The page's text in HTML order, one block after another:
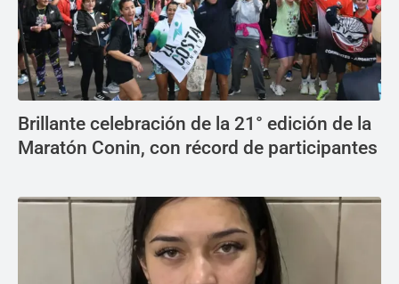
Brillante celebración de la 21° edición de la
Maratón Conin, con récord de participantes